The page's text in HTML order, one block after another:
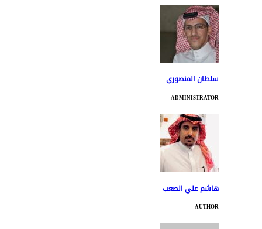
سلطان المنصوري
ADMINISTRATOR
هاشم علي الصعب
AUTHOR